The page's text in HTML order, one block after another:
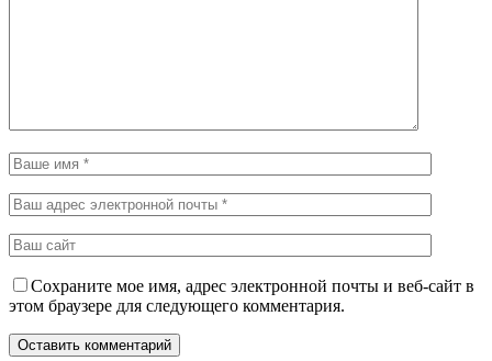
Сохраните мое имя, адрес электронной почты и веб-сайт в
этом браузере для следующего комментария.